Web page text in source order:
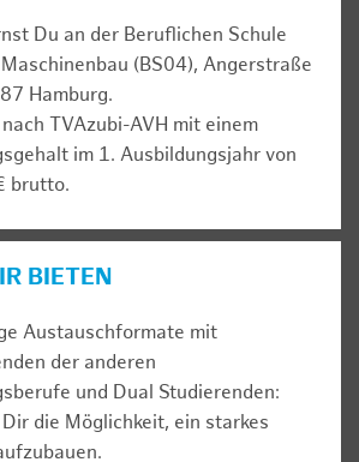
Du an der Beruflichen Schule
(BS04), Angerstraße
Hamburg.
TVAzubi-AVH mit einem
im 1. Ausbildungsjahr von
brutto.
BIETEN
Austauschformate mit
der anderen
und Dual Studierenden:
die Möglichkeit, ein starkes